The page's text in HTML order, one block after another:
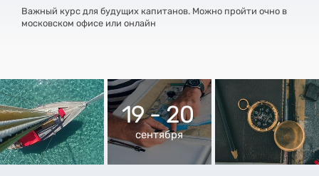
Важный курс для будущих капитанов. Можно пройти очно в
московском офисе или онлайн
19 - 20
сентября